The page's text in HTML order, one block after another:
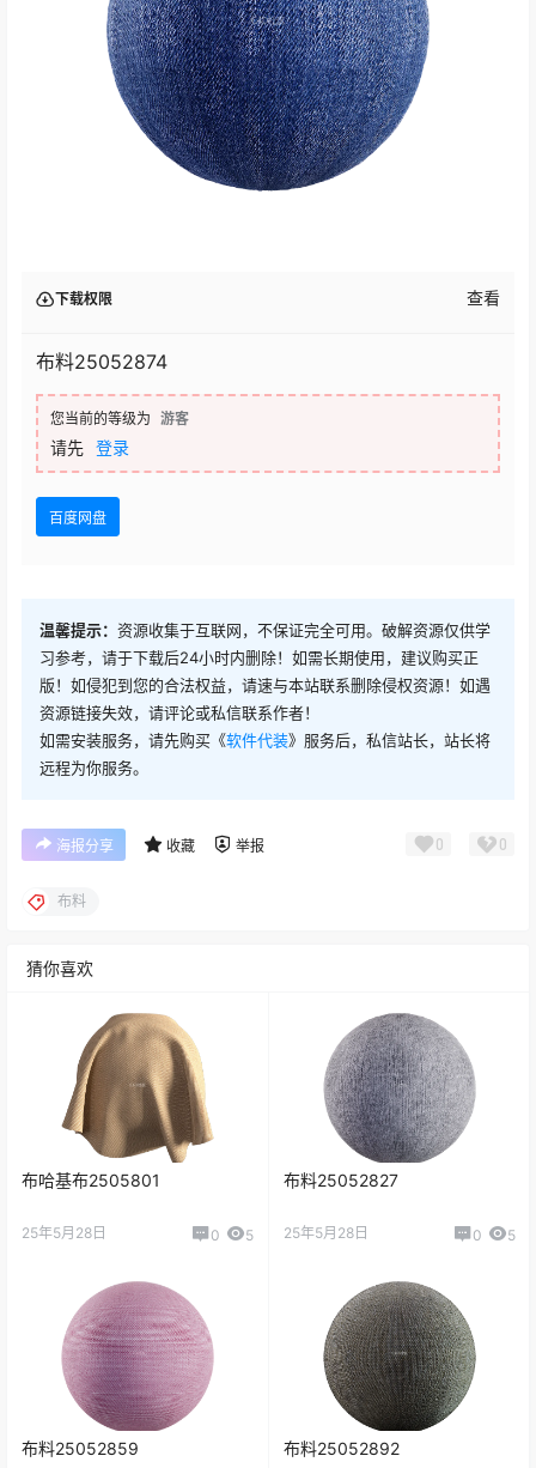
下载权限 查看
布料25052874
您当前的等级为 游客
请先 登录
百度网盘
温馨提示： 资源收集于互联网，不保证完全可用。破解资源仅供学
习参考，请于下载后24小时内删除！如需长期使用，建议购买正
版！如侵犯到您的合法权益，请速与本站联系删除侵权资源！如遇
资源链接失效，请评论或私信联系作者！
如需安装服务，请先购买《软件代装》服务后，私信站长，站长将
远程为你服务。
海报分享 收藏 举报 0 0
布料
猜你喜欢
布哈基布2505801
25年5月28日 0 5
布料25052827
25年5月28日 0 5
布料25052859 布料25052892